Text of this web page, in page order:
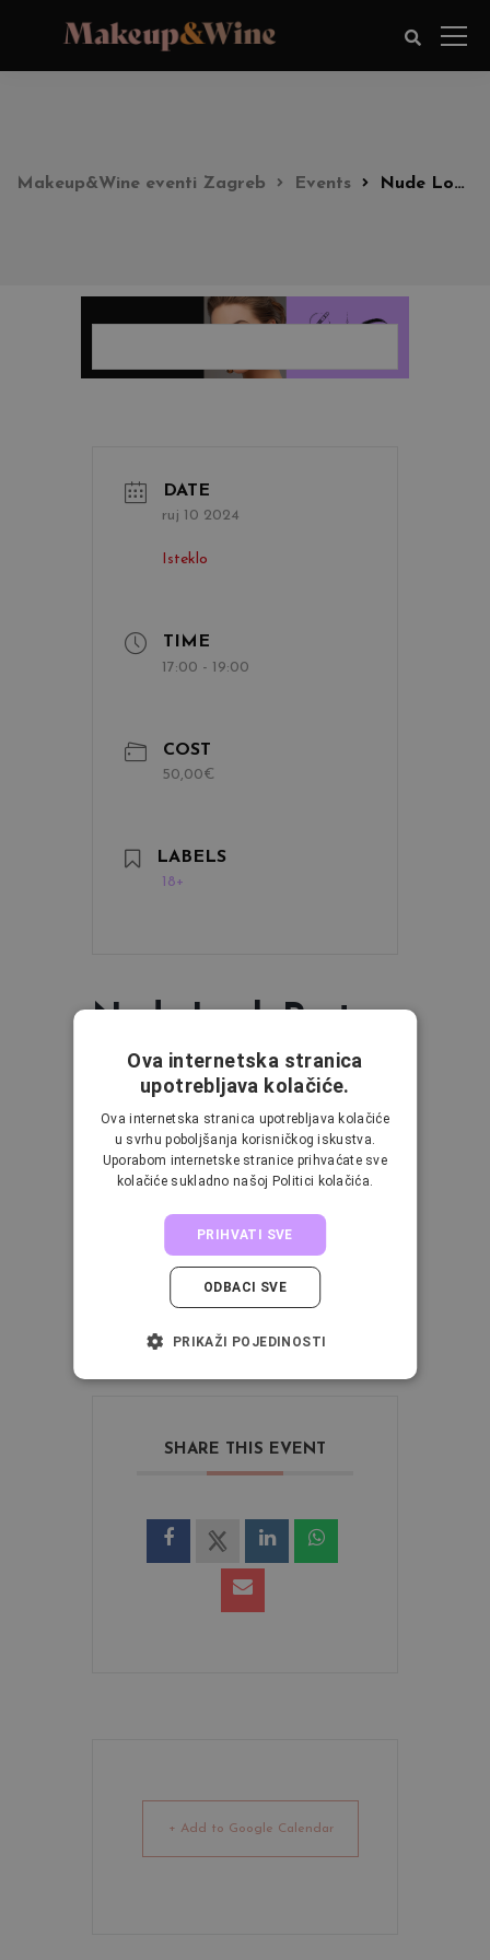
Makeup&Wine eventi Zagreb Events Nude Look Party
DATE
ruj 10 2024
Isteklo
TIME
17:00 - 19:00
COST
50,00€
LABELS
18+
Nude Look Party
Nude makeup podrazumijeva “Full On“
Makeup ali neutralnim tonovima.
Karakteriziraju ga nijanse inspirirane
tonovima kože te se koriste suptilnije sjene
Nude makeup naglašava prirodnu ljepotu
osobe i često se koristi kao poslovni look.
Samo jedan od razloga zašto bi ga trebala
uvrstiti u svoju makeup rutinu radnog tjedna.
SHARE THIS EVENT
+ Add to Google Calendar
Ova internetska stranica
upotrebljava kolačiće.
Ova internetska stranica upotrebljava kolačiće
u svrhu poboljšanja korisničkog iskustva.
Uporabom internetske stranice prihvaćate sve
kolačiće sukladno našoj Politici kolačića.
PRIHVATI SVE
ODBACI SVE
PRIKAŽI POJEDINOSTI